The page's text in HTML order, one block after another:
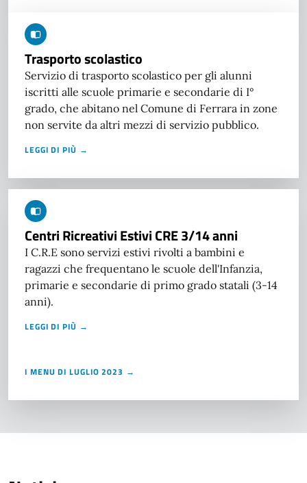
Trasporto scolastico
Servizio di trasporto scolastico per gli alunni
iscritti alle scuole primarie e secondarie di I°
grado, che abitano nel Comune di Ferrara in zone
non servite da altri mezzi di servizio pubblico.
LEGGI DI PIÙ →
Centri Ricreativi Estivi CRE 3/14 anni
I C.R.E sono servizi estivi rivolti a bambini e
ragazzi che frequentano le scuole dell'Infanzia,
primarie e secondarie di primo grado statali (3-14
anni).
LEGGI DI PIÙ →
I MENU DI LUGLIO 2023 →